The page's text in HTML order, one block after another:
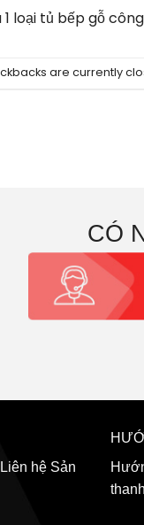
loại tủ bếp gỗ
are currently
CÓ
Liên hệ Sản